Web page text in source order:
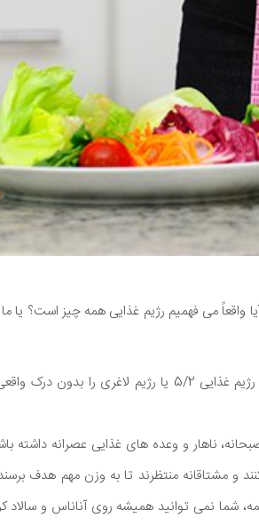
واقعاً می فهمیم رژیم غذایی همه چیز است؟ یا
بسیاری از افراد سیستم های رژیم غذایی مانند رژیم اتکینز، رژیم غذایی 5/
ناهار و وعده های غذایی عصرانه داشته
و مشتاقانه منتظرند تا به وزن مهم هدف
شما نمی توانید همیشه روی آناناس و سالاد